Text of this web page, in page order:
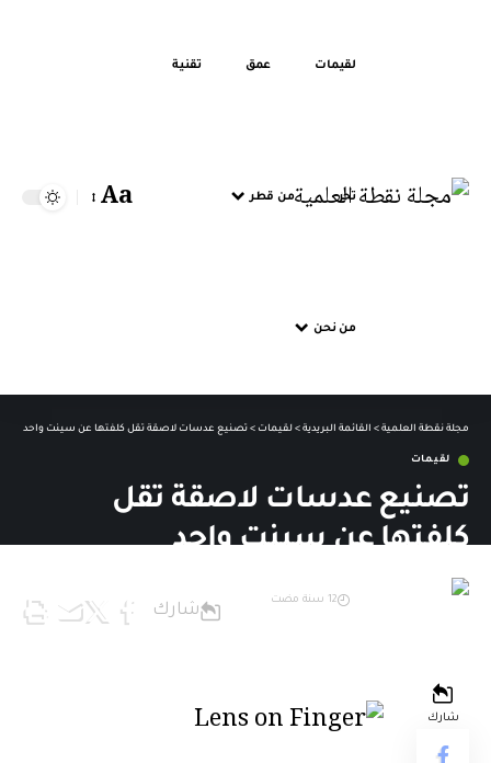
لقيمات عمق تقنية
تحر من قطر
من نحن
Aa
مجلة نقطة العلمية > القائمة البريدية > لقيمات > تصنيع عدسات لاصقة تقل كلفتها عن سينت واحد
لقيمات
تصنيع عدسات لاصقة تقل
كلفتها عن سينت واحد
12 سنة مضت
شارك
شارك